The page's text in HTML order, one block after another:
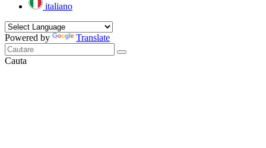
italiano
Powered by Translate
Cauta